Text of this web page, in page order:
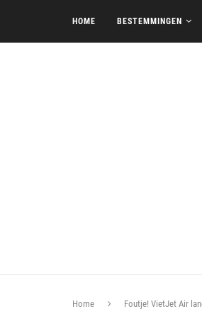
HOME BESTEMMINGEN
Home Foutje! VietJet Air